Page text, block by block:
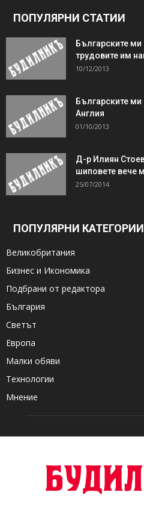
ПОПУЛЯРНИ СТАТИИ
Българските ми
трудовите им
10/12/2013
Българските
Англия
01/10/2013
Д-р Илиян
шиповете вече
25/07/2014
ПОПУЛЯРНИ КАТЕГОРИИ
Великобритания
Бизнес и Икономика
Подбрани от редактора
България
Светът
Европа
Малки обяви
Технологии
Мнение